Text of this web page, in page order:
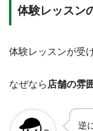
体験レッスン
体験レッスンが受
なぜなら 店舗の雰
逆